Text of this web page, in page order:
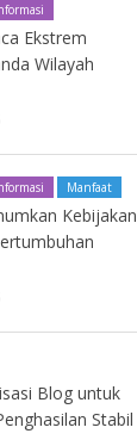
Ekstrem
Wilayah
Manfaat
Kebijakan
Blog untuk
Stabil